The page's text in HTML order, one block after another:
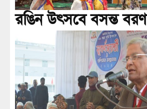
রঙিন উৎসবে বসন্ত বরণ